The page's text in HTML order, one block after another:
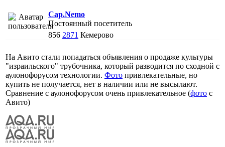
Cap.Nemo
Постоянный посетитель
856 2871 Кемерово
На Авито стали попадаться объявления о продаже культуры
"израильского" трубочника, который разводится по сходной с
аулонофорусом технологии. Фото привлекательные, но
купить не получается, нет в наличии или не высылают.
Сравнение с аулонофорусом очень привлекательное (фото с
Авито)